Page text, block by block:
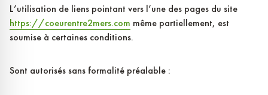
L’utilisation de liens pointant vers l’une des pages du site
https://coeurentre2mers.com même partiellement, est
soumise à certaines conditions.
Sont autorisés sans formalité préalable :